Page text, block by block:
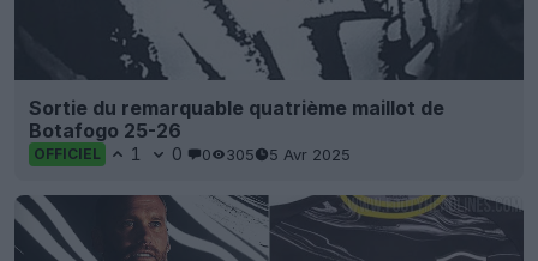
Sortie du remarquable quatrième maillot de
Botafogo 25-26
OFFICIEL 1 0 0 305 5 Avr 2025